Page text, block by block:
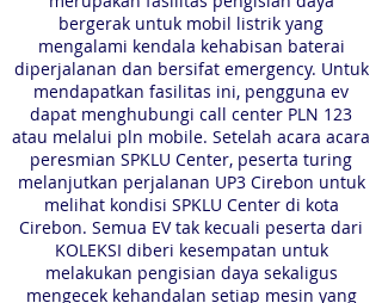
bergerak untuk mobil listrik yang
mengalami kendala kehabisan baterai
diperjalanan dan bersifat emergency. Untuk
mendapatkan fasilitas ini, pengguna ev
dapat menghubungi call center PLN 123
atau melalui pln mobile. Setelah acara acara
peresmian SPKLU Center, peserta turing
melanjutkan perjalanan UP3 Cirebon untuk
melihat kondisi SPKLU Center di kota
Cirebon. Semua EV tak kecuali peserta dari
KOLEKSI diberi kesempatan untuk
melakukan pengisian daya sekaligus
mengecek kehandalan setiap mesin yang